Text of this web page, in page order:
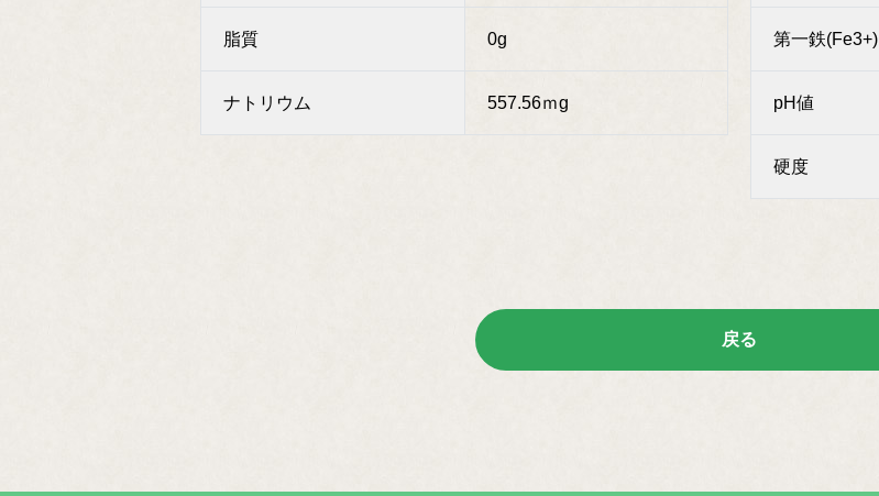
脂質 0g
ナトリウム 557.56ｍg
第一鉄(Fe3+)
pH値
硬度
戻る